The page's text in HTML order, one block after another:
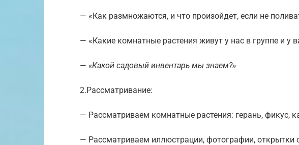
— «Как размножаются, и что произойдет, если не
— «Какие комнатные растения живут у нас в группе и у
— «Какой садовый инвентарь мы знаем?»
2.Рассматривание:
— Рассматриваем комнатные растения: герань, фикус,
— Рассматриваем иллюстрации, фотографии, открытки